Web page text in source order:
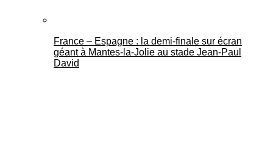
France – Espagne : la demi-finale sur écran
géant à Mantes-la-Jolie au stade Jean-Paul
David